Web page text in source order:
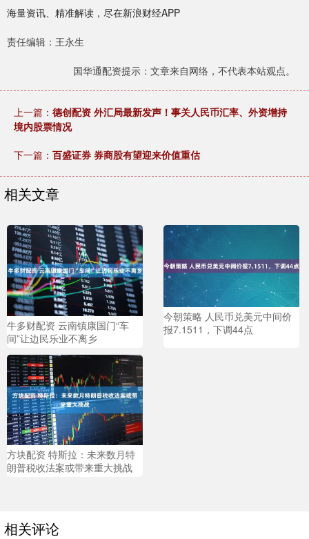
海量资讯、精准解读，尽在新浪财经APP
责任编辑：王永生
国华通配资提示：文章来自网络，不代表本站观点。
上一篇： 德创配资 外汇局最新发声！事关人民币汇率、外资增持
境内股票情况
下一篇： 百盛证券 券商股有望迎来价值重估
相关文章
牛多财配资 云南镇康国门“车
间”让边民乐业不离乡
今朝策略 人民币兑美元中间价
报7.1511，下调44点
方块配资 特斯拉：未来数月特
朗普税收法案或带来重大挑战
相关评论